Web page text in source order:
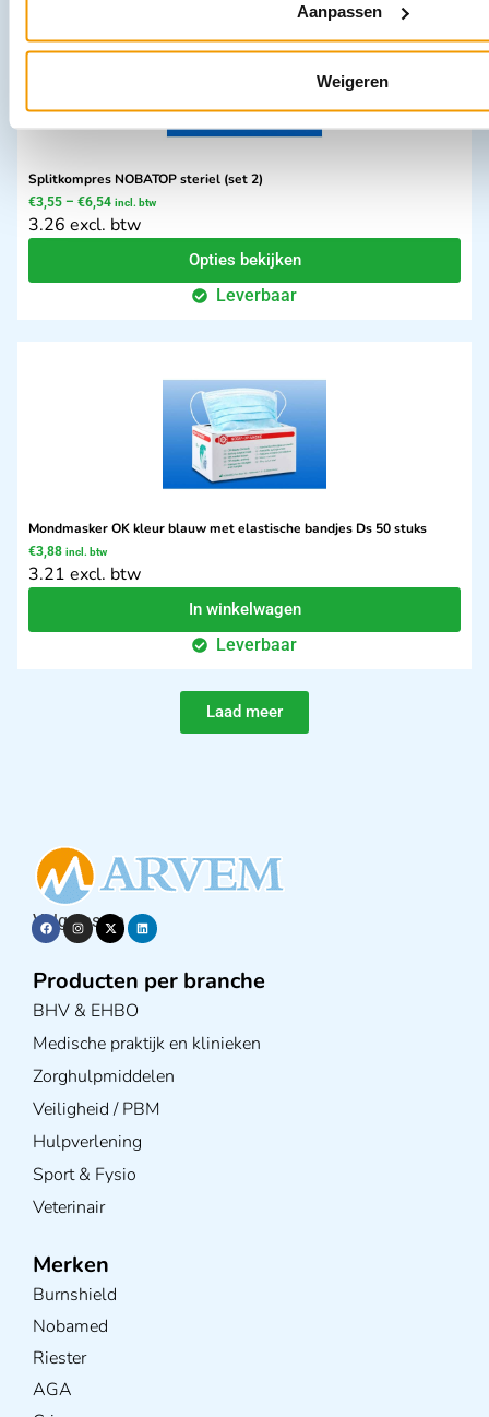
Aanpassen
Weigeren
Splitkompres NOBATOP steriel (set 2)
€3,55 – €6,54 incl. btw
3.26 excl. btw
Opties bekijken
Leverbaar
Mondmasker OK kleur blauw met elastische bandjes Ds 50 stuks
€3,88 incl. btw
3.21 excl. btw
In winkelwagen
Leverbaar
Laad meer
Volg ons op
Producten per branche
BHV & EHBO
Medische praktijk en klinieken
Zorghulpmiddelen
Veiligheid / PBM
Hulpverlening
Sport & Fysio
Veterinair
Merken
Burnshield
Nobamed
Riester
AGA